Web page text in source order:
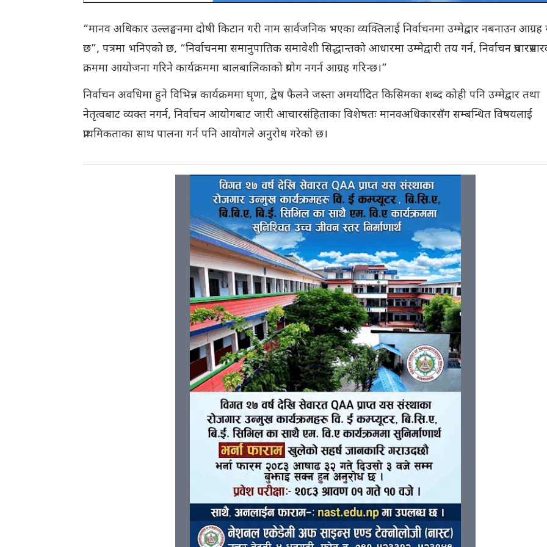
“मानव अधिकार उल्लङ्घनमा दोषी किटान गरी नाम सार्वजनिक भएका व्यक्तिलाई निर्वाचनमा उम्मेद्वार नबनाउन आग्रह
छ”, पत्रमा भनिएको छ, “निर्वाचनमा समानुपातिक समावेशी सिद्धान्तको आधारमा उम्मेद्वारी तय गर्न, निर्वाचन
क्रममा आयोजना गरिने कार्यक्रममा बालबालिकाको प्रयोग नगर्न आग्रह गरिन्छ।”
निर्वाचन अवधिमा हुने विभिन्न कार्यक्रममा घृणा, द्वेष फैलने जस्ता अमर्यादित किसिमका शब्द कोही पनि उम्मेद्वार तथा
नेतृत्वबाट व्यक्त नगर्न, निर्वाचन आयोगबाट जारी आचारसंहिताका विशेषतः मानवअधिकारसँग सम्बन्धित विषयलाई
प्राथमिकताका साथ पालना गर्न पनि आयोगले अनुरोध गरेको छ।